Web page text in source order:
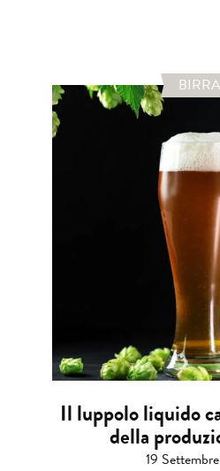
BIRRA
Il luppolo liquido
della
19